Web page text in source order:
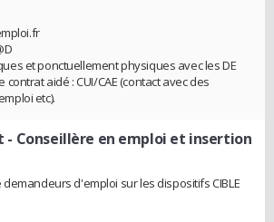
et ponctuellement physiques avec les DE
aidé : CUI/CAE (contact avec des
etc).
- Conseillère en emploi et insertion
d'emploi sur les dispositifs CIBLE